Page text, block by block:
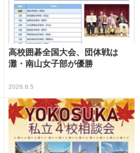
高校囲碁全国大会、団体戦は
灘・南山女子部が優勝
2026.8.5